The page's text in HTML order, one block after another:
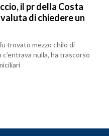
il pr della Costa
di chiedere un
trovato mezzo chilo di
nulla, ha trascorso